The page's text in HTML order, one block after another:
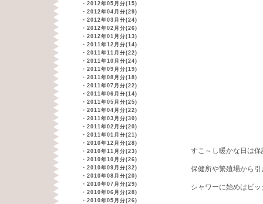
・ 2012年05月分(15)
・ 2012年04月分(29)
・ 2012年03月分(24)
・ 2012年02月分(26)
・ 2012年01月分(13)
・ 2011年12月分(14)
・ 2011年11月分(22)
・ 2011年10月分(24)
・ 2011年09月分(19)
・ 2011年08月分(18)
・ 2011年07月分(22)
・ 2011年06月分(14)
・ 2011年05月分(25)
・ 2011年04月分(22)
・ 2011年03月分(30)
・ 2011年02月分(20)
・ 2011年01月分(21)
・ 2010年12月分(28)
・ 2010年11月分(23)
・ 2010年10月分(26)
・ 2010年09月分(32)
・ 2010年08月分(20)
・ 2010年07月分(29)
・ 2010年06月分(28)
・ 2010年05月分(26)
すこ～し暖かな日は
保健所や繁殖場から
シャワーに始めはビ